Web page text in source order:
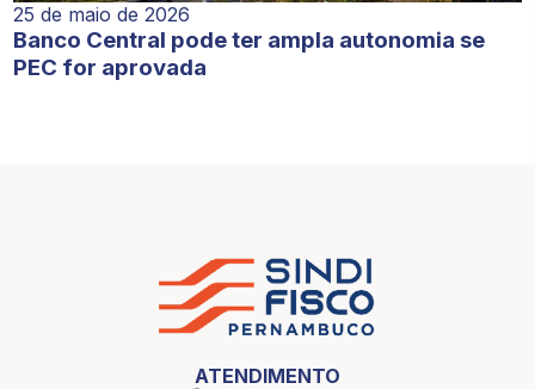
25 de maio de 2026
Banco Central pode ter ampla autonomia se
PEC for aprovada
ATENDIMENTO